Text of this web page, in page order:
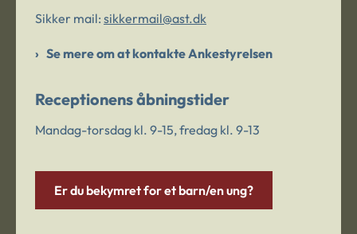
Sikker mail: sikkermail@ast.dk
Se mere om at kontakte Ankestyrelsen
Receptionens åbningstider
Mandag-torsdag kl. 9-15, fredag kl. 9-13
Er du bekymret for et barn/en ung?